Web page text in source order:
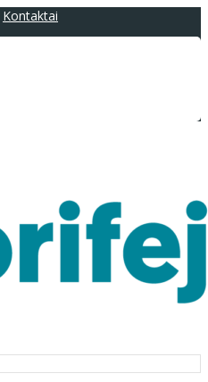
Kontaktai